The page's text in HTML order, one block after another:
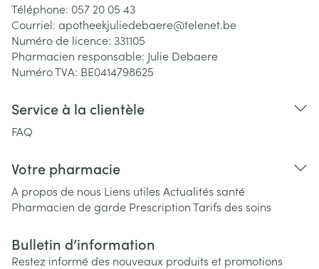
Téléphone: 057 20 05 43
Courriel: apotheekjuliedebaere@telenet.be
Numéro de licence: 331105
Pharmacien responsable: Julie Debaere
Numéro TVA: BE0414798625
Service à la clientèle
FAQ
Votre pharmacie
A propos de nous Liens utiles Actualités santé
Pharmacien de garde PrescriptionTarifs des soins
Bulletin d’information
Restez informé des nouveaux produits et promotions